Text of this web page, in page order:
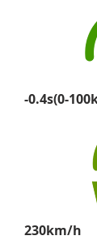
-0.4s(0-
230km/h